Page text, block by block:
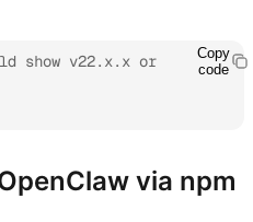
show v22.x.x or
Copy
code
via npm